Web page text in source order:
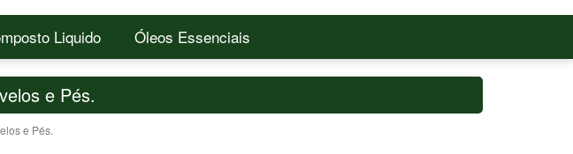
Liquido Óleos Essenciais
e Pés.
e Pés.